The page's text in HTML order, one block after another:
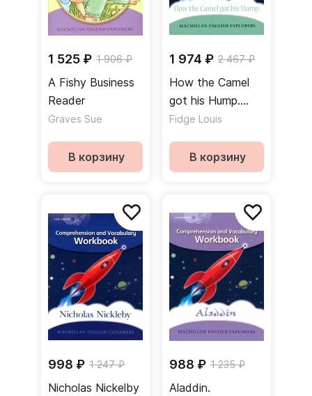
1 525 ₽ 1 906 ₽
A Fishy Business
Reader
Graves Sue
В корзину
1 974 ₽ 2 467 ₽
How the Camel
got his Hump.
Workbook /
Fidge Louis
В корзину
998 ₽ 1 247 ₽
Nicholas Nickelby
988 ₽ 1 235 ₽
Aladdin.